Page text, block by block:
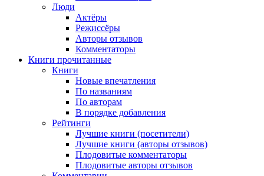
Люди
Актёры
Режиссёры
Авторы отзывов
Комментаторы
Книги прочитанные
Книги
Новые впечатления
По названиям
По авторам
В порядке добавления
Рейтинги
Лучшие книги (посетители)
Лучшие книги (авторы отзывов)
Плодовитые комментаторы
Плодовитые авторы отзывов